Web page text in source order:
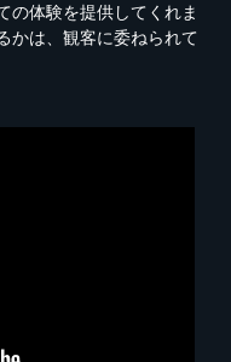
の体験を提供してくれま
かは、観客に委ねられて